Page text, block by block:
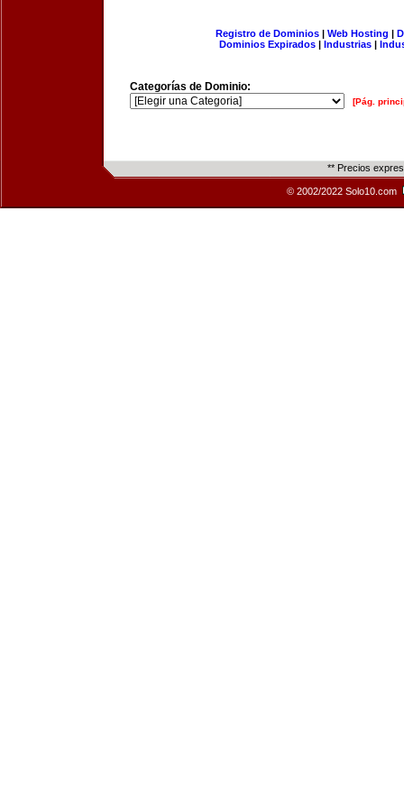
Registro de Dominios| Web Hosting |
Dominios Expirados | Industrias |
Categorías de Dominio:
[Pág.
** Precios
© 2002/2022 Solo10.com